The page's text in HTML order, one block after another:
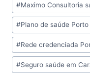
#Maximo Consultoria
#Plano de saúde
#Rede credenciada
#Seguro saúde em